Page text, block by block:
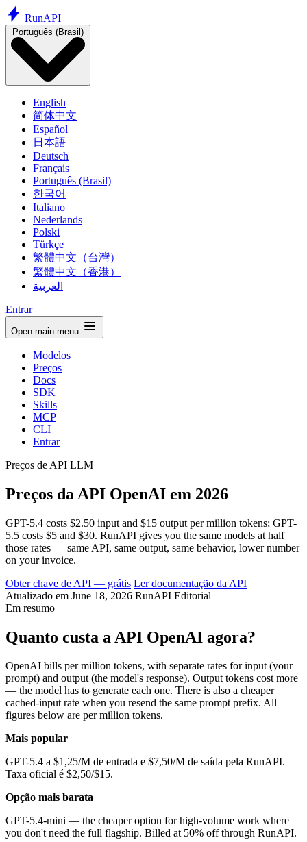
RunAPI
Português (Brasil)
English
简体中文
Español
日本語
Deutsch
Français
Português (Brasil)
한국어
Italiano
Nederlands
Polski
Türkçe
繁體中文（台灣）
繁體中文（香港）
العربية
Entrar
Open main menu
Modelos
Preços
Docs
SDK
Skills
MCP
CLI
Entrar
Preços de API LLM
Preços da API OpenAI em 2026
GPT-5.4 costs $2.50 input and $15 output per million tokens; GPT-
5.5 costs $5 and $30. RunAPI gives you the same models at half
those rates — same API, same output, same behavior, lower number
on your invoice.
Obter chave de API — grátis Ler documentação da API
Atualizado em June 18, 2026 RunAPI Editorial
Em resumo
Quanto custa a API OpenAI agora?
OpenAI bills per million tokens, with separate rates for input (your
prompt) and output (the model's response). Output tokens cost more
— the model has to generate each one. There is also a cheaper
cached-input rate when you resend the same prompt prefix. All
figures below are per million tokens.
Mais popular
GPT-5.4 a $1,25/M de entrada e $7,50/M de saída pela RunAPI.
Taxa oficial é $2,50/$15.
Opção mais barata
GPT-5.4-mini — the cheaper option for high-volume work where
you don't need the full flagship. Billed at 50% off through RunAPI.